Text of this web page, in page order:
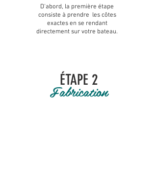
D'abord, la première étape
consiste à prendre les côtes
exactes en se rendant
directement sur votre bateau.
ÉTAPE 2
Fabrication